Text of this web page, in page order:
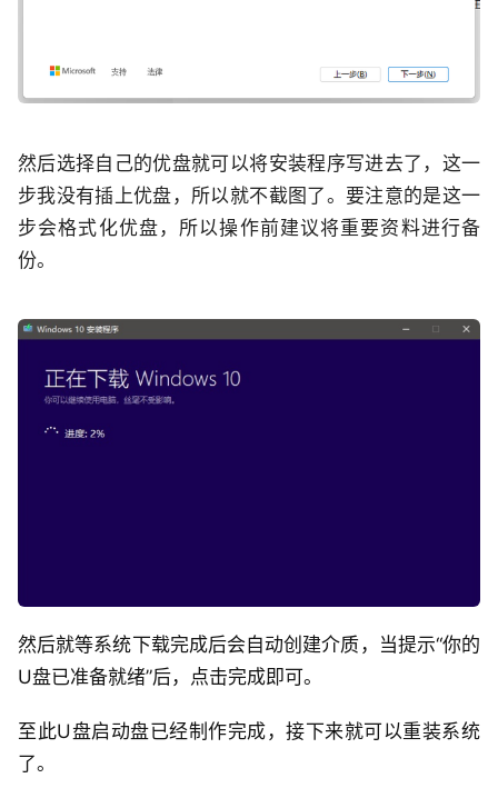
然后选择自己的优盘就可以将安装程序写进去了，这一
步我没有插上优盘，所以就不截图了。要注意的是这一
步会格式化优盘，所以操作前建议将重要资料进行备
份。
然后就等系统下载完成后会自动创建介质，当提示“你的
U盘已准备就绪”后，点击完成即可。
至此U盘启动盘已经制作完成，接下来就可以重装系统
了。